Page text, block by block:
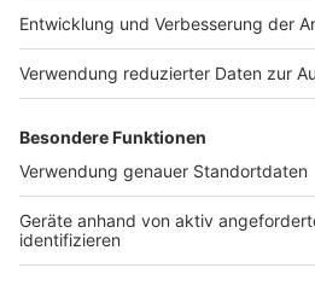
Presse
Werben
Archiv
ANTENNE BAYERN GROUP
Stiftung ANTENNE BAYERN
hilft